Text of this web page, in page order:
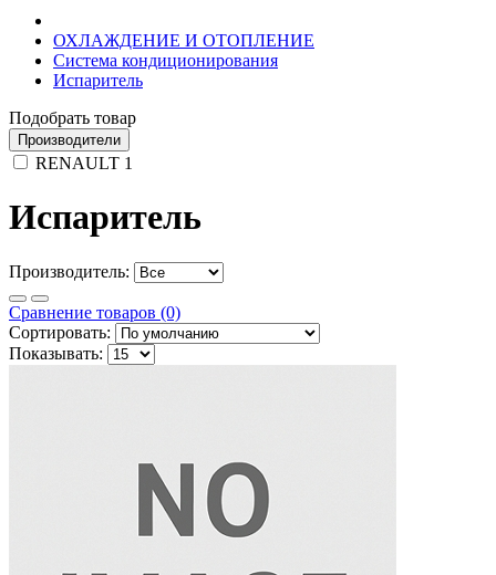
ОХЛАЖДЕНИЕ И ОТОПЛЕНИЕ
Система кондиционирования
Испаритель
Подобрать товар
Производители
RENAULT 1
Испаритель
Производитель:
Сравнение товаров (0)
Сортировать:
Показывать: